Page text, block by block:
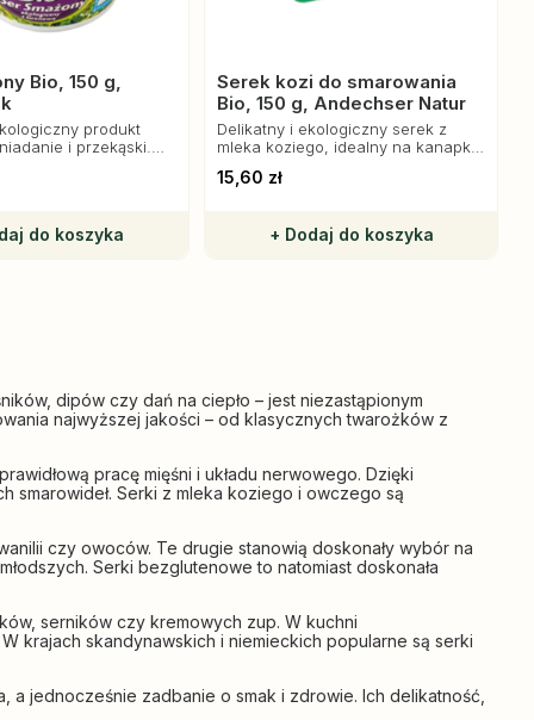
Bio, 150 g,
produkt
i przekąski.
do koszyka
Serek kozi do smarowania
Bio, 150 g, Andechser Natur
Delikatny i ekologiczny serek z
mleka koziego, idealny na kanapki i
składniki odżywcze.
15,60 zł
+ Dodaj do koszyka
dipów czy dań na ciepło – jest niezastąpionym
najwyższej jakości – od klasycznych twarożków z
pracę mięśni i układu nerwowego. Dzięki
smarowideł. Serki z mleka koziego i owczego są
czy owoców. Te drugie stanowią doskonały wybór na
Serki bezglutenowe to natomiast doskonała
serników czy kremowych zup. W kuchni
krajach skandynawskich i niemieckich popularne są serki
jednocześnie zadbanie o smak i zdrowie. Ich delikatność,